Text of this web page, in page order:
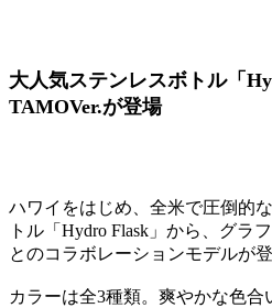
大人気ステンレスボトル「
TAMOVer.が登場
ハワイをはじめ、全米で圧倒的
トル「Hydro Flask」から、グラ
とのコラボレーションモデルが登
カラーは全3種類。爽やかな色合